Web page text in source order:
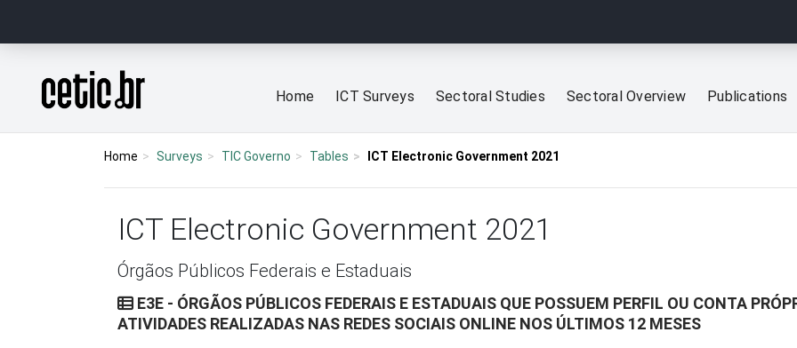
Página inicial
Home ICT Surveys Sectoral Studies Sectoral Overview Publications
Home Surveys TIC Governo Tables ICT Electronic Government 2021
ICT Electronic Government 2021
Órgãos Públicos Federais e Estaduais
E3E - ÓRGÃOS PÚBLICOS FEDERAIS E ESTADUAIS QUE POSSUEM PERFIL OU CONTA
ATIVIDADES REALIZADAS NAS REDES SOCIAIS ONLINE NOS ÚLTIMOS 12 MESES